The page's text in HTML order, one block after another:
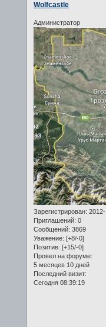
Wolfcastle
Администратор
Зарегистрирован:
Приглашений: 0
Сообщений: 3869
Уважение: [+8/-0]
Позитив: [+15/-0]
Провел на форуме:
5 месяцев 10 дней
Последний визит:
Сегодня 08:39:19